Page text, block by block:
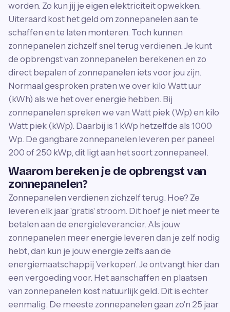
worden. Zo kun jij je eigen elektriciteit opwekken.
Uiteraard kost het geld om zonnepanelen aan te
schaffen en te laten monteren. Toch kunnen
zonnepanelen zichzelf snel terug verdienen. Je kunt
de opbrengst van zonnepanelen berekenen en zo
direct bepalen of zonnepanelen iets voor jou zijn.
Normaal gesproken praten we over kilo Watt uur
(kWh) als we het over energie hebben. Bij
zonnepanelen spreken we van Watt piek (Wp) en kilo
Watt piek (kWp). Daarbij is 1 kWp hetzelfde als 1000
Wp. De gangbare zonnepanelen leveren per paneel
200 of 250 kWp, dit ligt aan het soort zonnepaneel.
Waarom bereken je de opbrengst van
zonnepanelen?
Zonnepanelen verdienen zichzelf terug. Hoe? Ze
leveren elk jaar 'gratis' stroom. Dit hoef je niet meer te
betalen aan de energieleverancier. Als jouw
zonnepanelen meer energie leveren dan je zelf nodig
hebt, dan kun je jouw energie zelfs aan de
energiemaatschappij 'verkopen'. Je ontvangt hier dan
een vergoeding voor. Het aanschaffen en plaatsen
van zonnepanelen kost natuurlijk geld. Dit is echter
eenmalig. De meeste zonnepanelen gaan zo'n 25 jaar